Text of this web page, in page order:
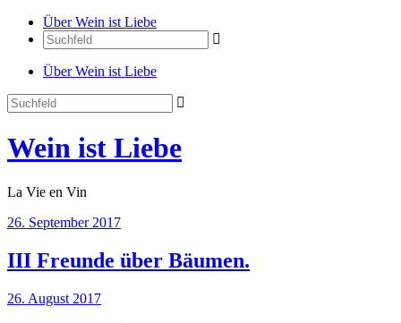
Über Wein ist Liebe
Über Wein ist Liebe
Wein ist Liebe
La Vie en Vin
26. September 2017
III Freunde über Bäumen.
26. August 2017